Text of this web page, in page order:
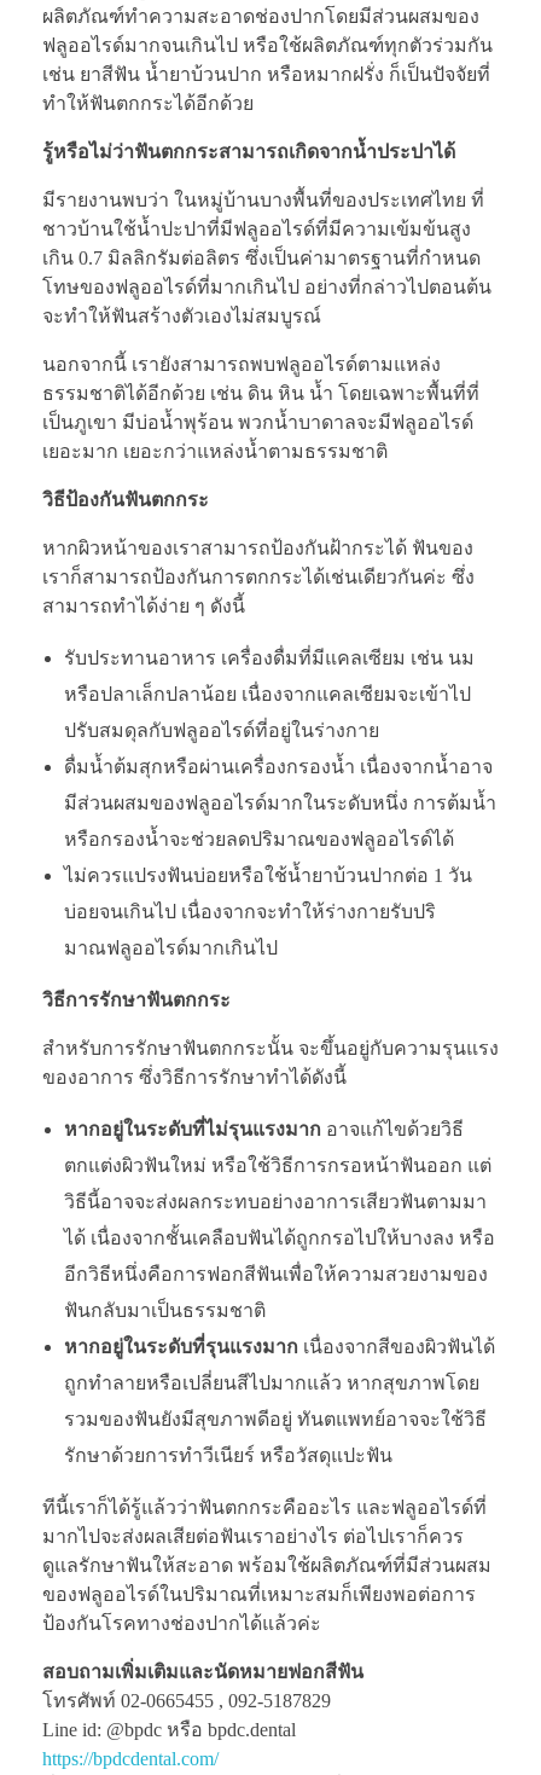
ผลิตภัณฑ์ทำความสะอาดช่องปากโดยมีส่วนผสมของ
ฟลูออไรด์มากจนเกินไป หรือใช้ผลิตภัณฑ์ทุกตัวร่วมกัน
เช่น ยาสีฟัน น้ำยาบ้วนปาก หรือหมากฝรั่ง ก็เป็นปัจจัยที่
ทำให้ฟันตกกระได้อีกด้วย
รู้หรือไม่ว่าฟันตกกระสามารถเกิดจากน้ำประปาได้
มีรายงานพบว่า ในหมู่บ้านบางพื้นที่ของประเทศไทย ที่
ชาวบ้านใช้น้ำปะปาที่มีฟลูออไรด์ที่มีความเข้มข้นสูง
เกิน 0.7 มิลลิกรัมต่อลิตร ซึ่งเป็นค่ามาตรฐานที่กำหนด
โทษของฟลูออไรด์ที่มากเกินไป อย่างที่กล่าวไปตอนต้น
จะทำให้ฟันสร้างตัวเองไม่สมบูรณ์
นอกจากนี้ เรายังสามารถพบฟลูออไรด์ตามแหล่ง
ธรรมชาติได้อีกด้วย เช่น ดิน หิน น้ำ โดยเฉพาะพื้นที่ที่
เป็นภูเขา มีบ่อน้ำพุร้อน พวกน้ำบาดาลจะมีฟลูออไรด์
เยอะมาก เยอะกว่าแหล่งน้ำตามธรรมชาติ
วิธีป้องกันฟันตกกระ
หากผิวหน้าของเราสามารถป้องกันฝ้ากระได้ ฟันของ
เราก็สามารถป้องกันการตกกระได้เช่นเดียวกันค่ะ ซึ่ง
สามารถทำได้ง่าย ๆ ดังนี้
รับประทานอาหาร เครื่องดื่มที่มีแคลเซียม เช่น นม
หรือปลาเล็กปลาน้อย เนื่องจากแคลเซียมจะเข้าไป
ปรับสมดุลกับฟลูออไรด์ที่อยู่ในร่างกาย
ดื่มน้ำต้มสุกหรือผ่านเครื่องกรองน้ำ เนื่องจากน้ำอาจ
มีส่วนผสมของฟลูออไรด์มากในระดับหนึ่ง การต้มน้ำ
หรือกรองน้ำจะช่วยลดปริมาณของฟลูออไรด์ได้
ไม่ควรแปรงฟันบ่อยหรือใช้น้ำยาบ้วนปากต่อ 1 วัน
บ่อยจนเกินไป เนื่องจากจะทำให้ร่างกายรับปริ
มาณฟลูออไรด์มากเกินไป
วิธีการรักษาฟันตกกระ
สำหรับการรักษาฟันตกกระนั้น จะขึ้นอยู่กับความรุนแรง
ของอาการ ซึ่งวิธีการรักษาทำได้ดังนี้
หากอยู่ในระดับที่ไม่รุนแรงมาก อาจแก้ไขด้วยวิธี
ตกแต่งผิวฟันใหม่ หรือใช้วิธีการกรอหน้าฟันออก แต่
วิธีนี้อาจจะส่งผลกระทบอย่างอาการเสียวฟันตามมา
ได้ เนื่องจากชั้นเคลือบฟันได้ถูกกรอไปให้บางลง หรือ
อีกวิธีหนึ่งคือการฟอกสีฟันเพื่อให้ความสวยงามของ
ฟันกลับมาเป็นธรรมชาติ
หากอยู่ในระดับที่รุนแรงมาก เนื่องจากสีของผิวฟันได้
ถูกทำลายหรือเปลี่ยนสีไปมากแล้ว หากสุขภาพโดย
รวมของฟันยังมีสุขภาพดีอยู่ ทันตแพทย์อาจจะใช้วิธี
รักษาด้วยการทำวีเนียร์ หรือวัสดุแปะฟัน
ทีนี้เราก็ได้รู้แล้วว่าฟันตกกระคืออะไร และฟลูออไรด์ที่
มากไปจะส่งผลเสียต่อฟันเราอย่างไร ต่อไปเราก็ควร
ดูแลรักษาฟันให้สะอาด พร้อมใช้ผลิตภัณฑ์ที่มีส่วนผสม
ของฟลูออไรด์ในปริมาณที่เหมาะสมก็เพียงพอต่อการ
ป้องกันโรคทางช่องปากได้แล้วค่ะ
สอบถามเพิ่มเติมและนัดหมายฟอกสีฟัน
โทรศัพท์ 02-0665455 , 092-5187829
Line id: @bpdc หรือ bpdc.dental
https://bpdcdental.com/